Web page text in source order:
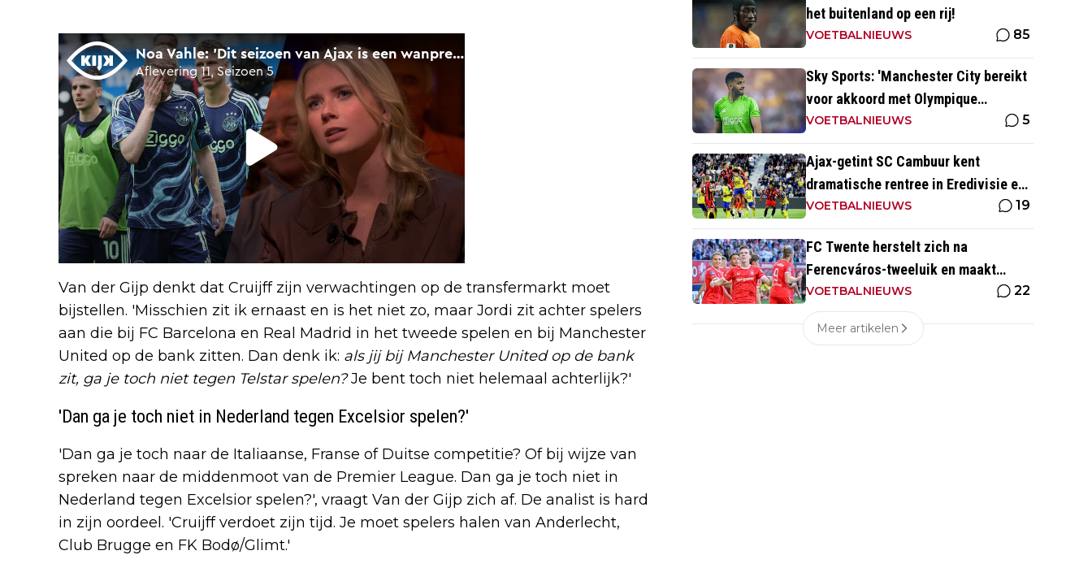
Van der Gijp denkt dat Cruijff zijn verwachtingen op de transfermarkt moet
bijstellen. 'Misschien zit ik ernaast en is het niet zo, maar Jordi zit achter spelers
aan die bij FC Barcelona en Real Madrid in het tweede spelen en bij Manchester
United op de bank zitten. Dan denk ik: als jij bij Manchester United op de bank
zit, ga je toch niet tegen Telstar spelen?Je bent toch niet helemaal achterlijk?'
'Dan ga je toch niet in Nederland tegen Excelsior spelen?'
'Dan ga je toch naar de Italiaanse, Franse of Duitse competitie? Of bij wijze van
spreken naar de middenmoot van de Premier League. Dan ga je toch niet in
Nederland tegen Excelsior spelen?', vraagt Van der Gijp zich af. De analist is hard
in zijn oordeel. 'Cruijff verdoet zijn tijd. Je moet spelers halen van Anderlecht,
Club Brugge en FK Bodø/Glimt.'
het buitenland op een rij!
VOETBALNIEUWS 85
Sky Sports: 'Manchester City bereikt
voor akkoord met Olympique
Marseille; Rulli voor twee miljoen
naar Engeland'
VOETBALNIEUWS 5
Ajax-getint SC Cambuur kent
dramatische rentree in Eredivisie en
krijgt pak slaag in eigen huis
VOETBALNIEUWS 19
FC Twente herstelt zich na
Ferencváros-tweeluik en maakt
gehakt van Slowaakse opponent
VOETBALNIEUWS 22
Meer artikelen